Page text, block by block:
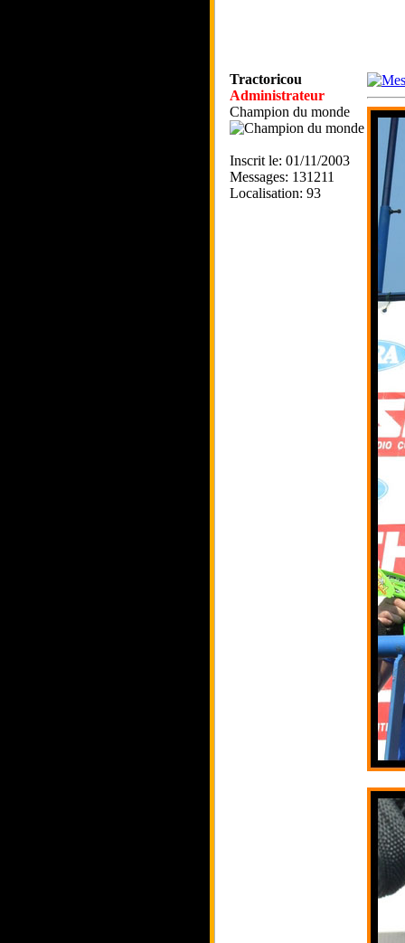
Tractoricou
Administrateur
Champion du monde
Inscrit le: 01/11/2003
Messages: 131211
Localisation: 93